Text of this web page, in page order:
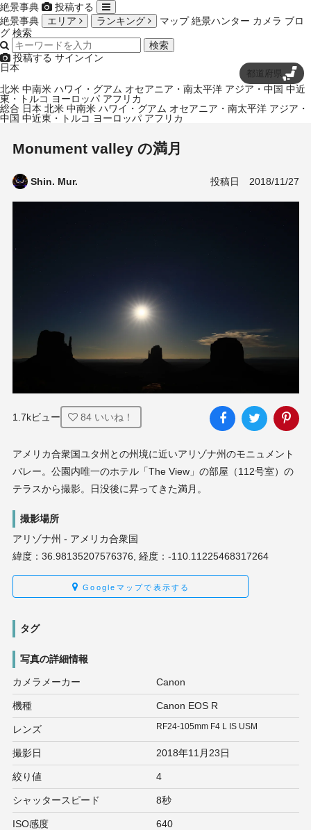
絶景事典
投稿する
絶景事典
エリア ランキング マップ 絶景ハンター カメラ ブロ
グ 検索
検索
投稿する サインイン
日本
都道府県
北米 中南米 ハワイ・グアム オセアニア・南太平洋 アジア・中国 中近
東・トルコ ヨーロッパ アフリカ
総合 日本 北米 中南米 ハワイ・グアム オセアニア・南太平洋 アジア・
中国 中近東・トルコ ヨーロッパ アフリカ
Monument valley の満月
Shin. Mur. 投稿日 2018/11/27
1.7kビュー 84 いいね！
アメリカ合衆国ユタ州との州境に近いアリゾナ州のモニュメント
バレー。公園内唯一のホテル「The View」の部屋（112号室）の
テラスから撮影。日没後に昇ってきた満月。
撮影場所
アリゾナ州 - アメリカ合衆国
緯度：36.98135207576376, 経度：-110.11225468317264
Googleマップで表示する
タグ
写真の詳細情報
カメラメーカー Canon
機種 Canon EOS R
レンズ RF24-105mm F4 L IS USM
撮影日 2018年11月23日
絞り値 4
シャッタースピード 8秒
ISO感度 640